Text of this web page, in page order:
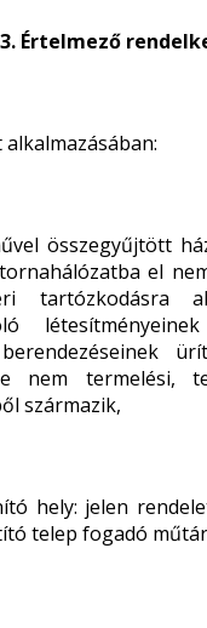
3. Értelmező
alkalmazásában:
összegyűjtött
el
tartózkodásra
nem termelési,
származik,
hely: jelen
telep fogadó